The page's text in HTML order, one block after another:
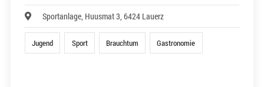
Sportanlage, Huusmat 3, 6424 Lauerz
Jugend Sport Brauchtum Gastronomie